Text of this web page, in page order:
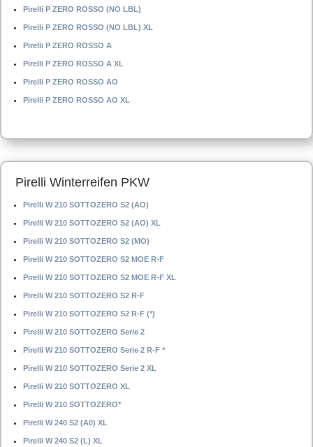
Pirelli P ZERO ROSSO (NO LBL)
Pirelli P ZERO ROSSO (NO LBL) XL
Pirelli P ZERO ROSSO A
Pirelli P ZERO ROSSO A XL
Pirelli P ZERO ROSSO AO
Pirelli P ZERO ROSSO AO XL
Pirelli Winterreifen PKW
Pirelli W 210 SOTTOZERO S2 (AO)
Pirelli W 210 SOTTOZERO S2 (AO) XL
Pirelli W 210 SOTTOZERO S2 (MO)
Pirelli W 210 SOTTOZERO S2 MOE R-F
Pirelli W 210 SOTTOZERO S2 MOE R-F XL
Pirelli W 210 SOTTOZERO S2 R-F
Pirelli W 210 SOTTOZERO S2 R-F (*)
Pirelli W 210 SOTTOZERO Serie 2
Pirelli W 210 SOTTOZERO Serie 2 R-F *
Pirelli W 210 SOTTOZERO Serie 2 XL
Pirelli W 210 SOTTOZERO XL
Pirelli W 210 SOTTOZERO*
Pirelli W 240 S2 (A0) XL
Pirelli W 240 S2 (L) XL